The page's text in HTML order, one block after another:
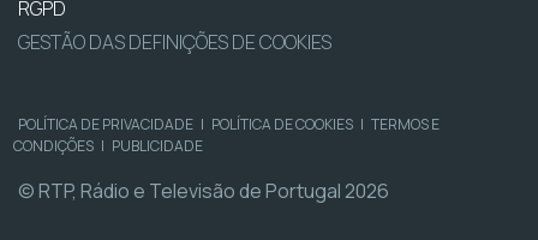
RGPD
GESTÃO DAS DEFINIÇÕES DE COOKIES
POLÍTICA DE PRIVACIDADE | POLÍTICA DE COOKIES | TERMOS E
CONDIÇÕES | PUBLICIDADE
© RTP, Rádio e Televisão de Portugal 2026